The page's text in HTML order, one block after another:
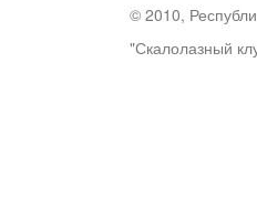
© 2010,
"Скалолазный